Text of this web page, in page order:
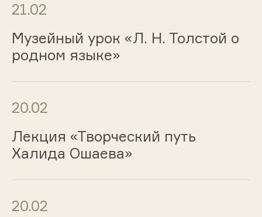
21.02
Музейный урок «Л. Н. Толстой о
родном языке»
20.02
Лекция «Творческий путь
Халида Ошаева»
20.02